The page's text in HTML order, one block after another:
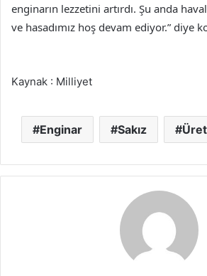
enginarın lezzetini artırdı. Şu anda
ve hasadımız hoş devam ediyor.” diye
Kaynak : Milliyet
Enginar Sakız